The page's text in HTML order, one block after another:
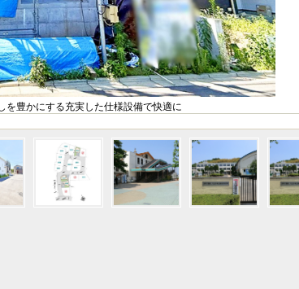
を豊かにする充実した仕様設備で快適に